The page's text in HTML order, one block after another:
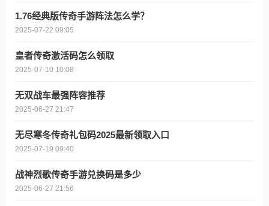
1.76经典版传奇手游阵法怎么学？
2025-07-22 09:05
皇者传奇激活码怎么领取
2025-07-10 10:08
无双战车最强阵容推荐
2025-06-27 21:47
无尽寒冬传奇礼包码2025最新领取入口
2025-07-19 09:40
战神烈歌传奇手游兑换码是多少
2025-06-27 21:56